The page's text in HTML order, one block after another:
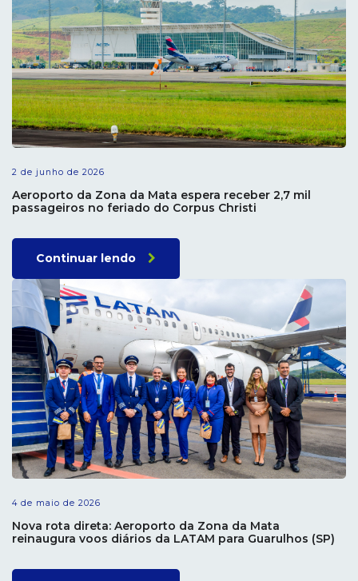
2 de junho de 2026
Aeroporto da Zona da Mata espera receber 2,7 mil
passageiros no feriado do Corpus Christi
Continuar lendo
4 de maio de 2026
Nova rota direta: Aeroporto da Zona da Mata
reinaugura voos diários da LATAM para Guarulhos (SP)